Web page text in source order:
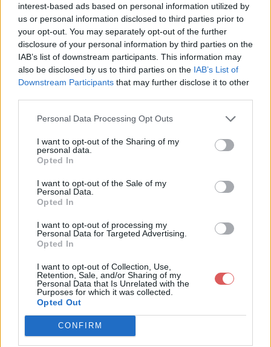
interest-based ads based on personal information utilized by
us or personal information disclosed to third parties prior to
your opt-out. You may separately opt-out of the further
disclosure of your personal information by third parties on the
IAB’s list of downstream participants. This information may
also be disclosed by us to third parties on the IAB’s List of
Downstream Participants that may further disclose it to other
Personal Data Processing Opt Outs
I want to opt-out of the Sharing of my
personal data.
Opted In
I want to opt-out of the Sale of my
Personal Data.
Opted In
I want to opt-out of processing my
Personal Data for Targeted Advertising.
Opted In
I want to opt-out of Collection, Use,
Retention, Sale, and/or Sharing of my
Personal Data that Is Unrelated with the
Purposes for which it was collected.
Opted Out
CONFIRM
Partager le fichier pull-s-project-
12-ultime maracana2 - test.xlsm
sur le Web et les réseaux
sociaux:
Télécharger le fichier pull-s-proj
ect-12-ultime maracana2 - test.x
lsm
Télécharger pull-s-project-12-ulti
me maracana2 - test.xlsm
Télécharger le fichier (3.6 Mo)